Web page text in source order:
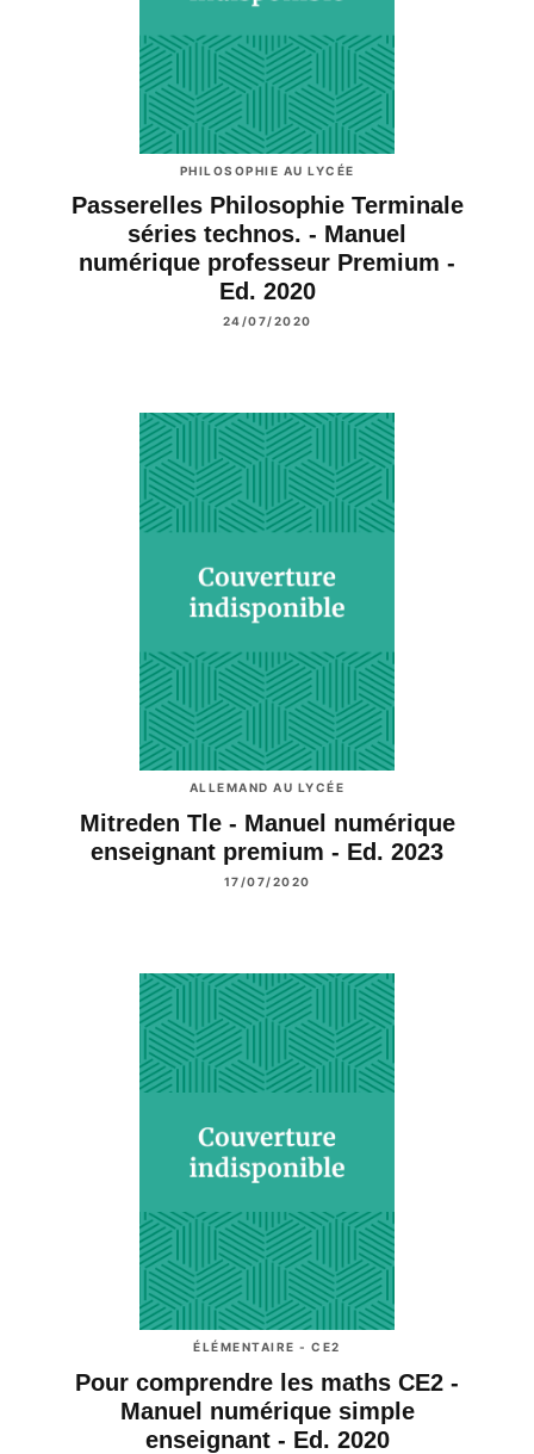
PHILOSOPHIE AU LYCÉE
Passerelles Philosophie Terminale
séries technos. - Manuel
numérique professeur Premium -
Ed. 2020
24/07/2020
ALLEMAND AU LYCÉE
Mitreden Tle - Manuel numérique
enseignant premium - Ed. 2023
17/07/2020
ÉLÉMENTAIRE - CE2
Pour comprendre les maths CE2 -
Manuel numérique simple
enseignant - Ed. 2020